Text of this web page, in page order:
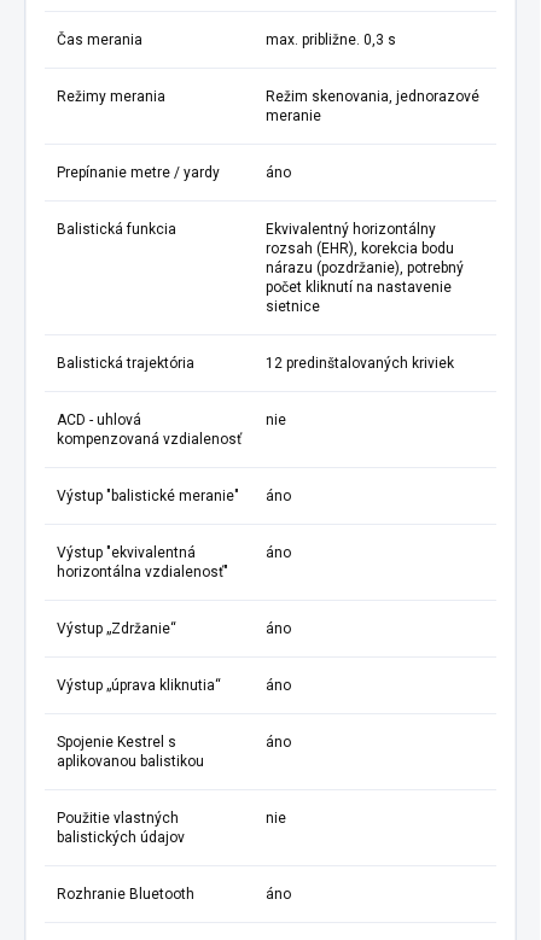
Čas merania max. približne. 0,3 s
Režimy merania
Režim skenovania, jednorazové
meranie
Prepínanie metre / yardy áno
Balistická funkcia
Ekvivalentný horizontálny
rozsah (EHR), korekcia bodu
nárazu (pozdržanie), potrebný
počet kliknutí na nastavenie
sietnice
Balistická trajektória 12 predinštalovaných kriviek
ACD - uhlová
kompenzovaná vzdialenosť
nie
Výstup "balistické meranie" áno
Výstup "ekvivalentná
horizontálna vzdialenosť"
áno
Výstup „Zdržanie“ áno
Výstup „úprava kliknutia“ áno
Spojenie Kestrel s
aplikovanou balistikou
áno
Použitie vlastných
balistických údajov
nie
Rozhranie Bluetooth áno